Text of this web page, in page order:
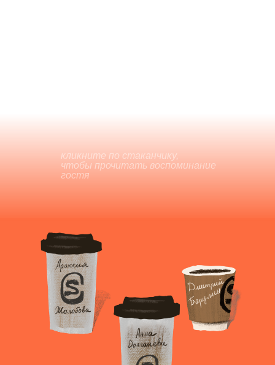
кликните по стаканчику,
чтобы прочитать воспоминание
гостя